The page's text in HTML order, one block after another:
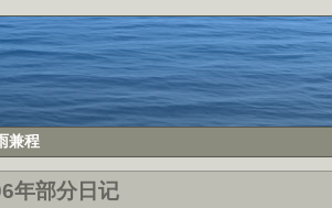
兼程
年部分日记